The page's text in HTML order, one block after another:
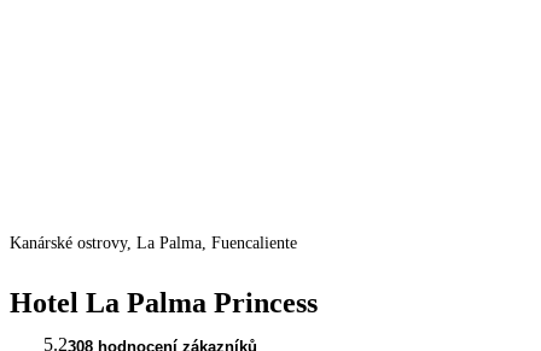
Kanárské ostrovy, La Palma, Fuencaliente
Hotel La Palma Princess
5.2308 hodnocení zákazníků